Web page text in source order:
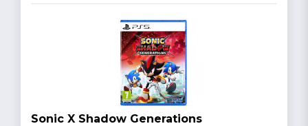
Sonic X Shadow Generations